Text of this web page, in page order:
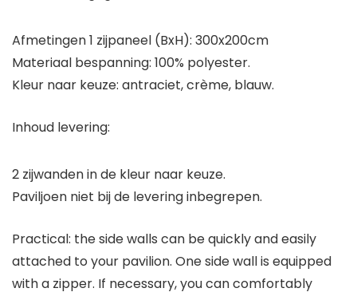
Afmetingen 1 zijpaneel (BxH): 300x200cm
Materiaal bespanning: 100% polyester.
Kleur naar keuze: antraciet, crème, blauw.
Inhoud levering:
2 zijwanden in de kleur naar keuze.
Paviljoen niet bij de levering inbegrepen.
Practical: the side walls can be quickly and easily
attached to your pavilion. One side wall is equipped
with a zipper. If necessary, you can comfortably